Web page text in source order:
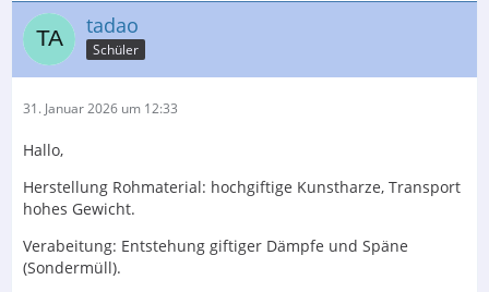
tadao
Schüler
31. Januar 2026 um 12:33
Hallo,
Herstellung Rohmaterial: hochgiftige Kunstharze, Transport
hohes Gewicht.
Verabeitung: Entstehung giftiger Dämpfe und Späne
(Sondermüll).